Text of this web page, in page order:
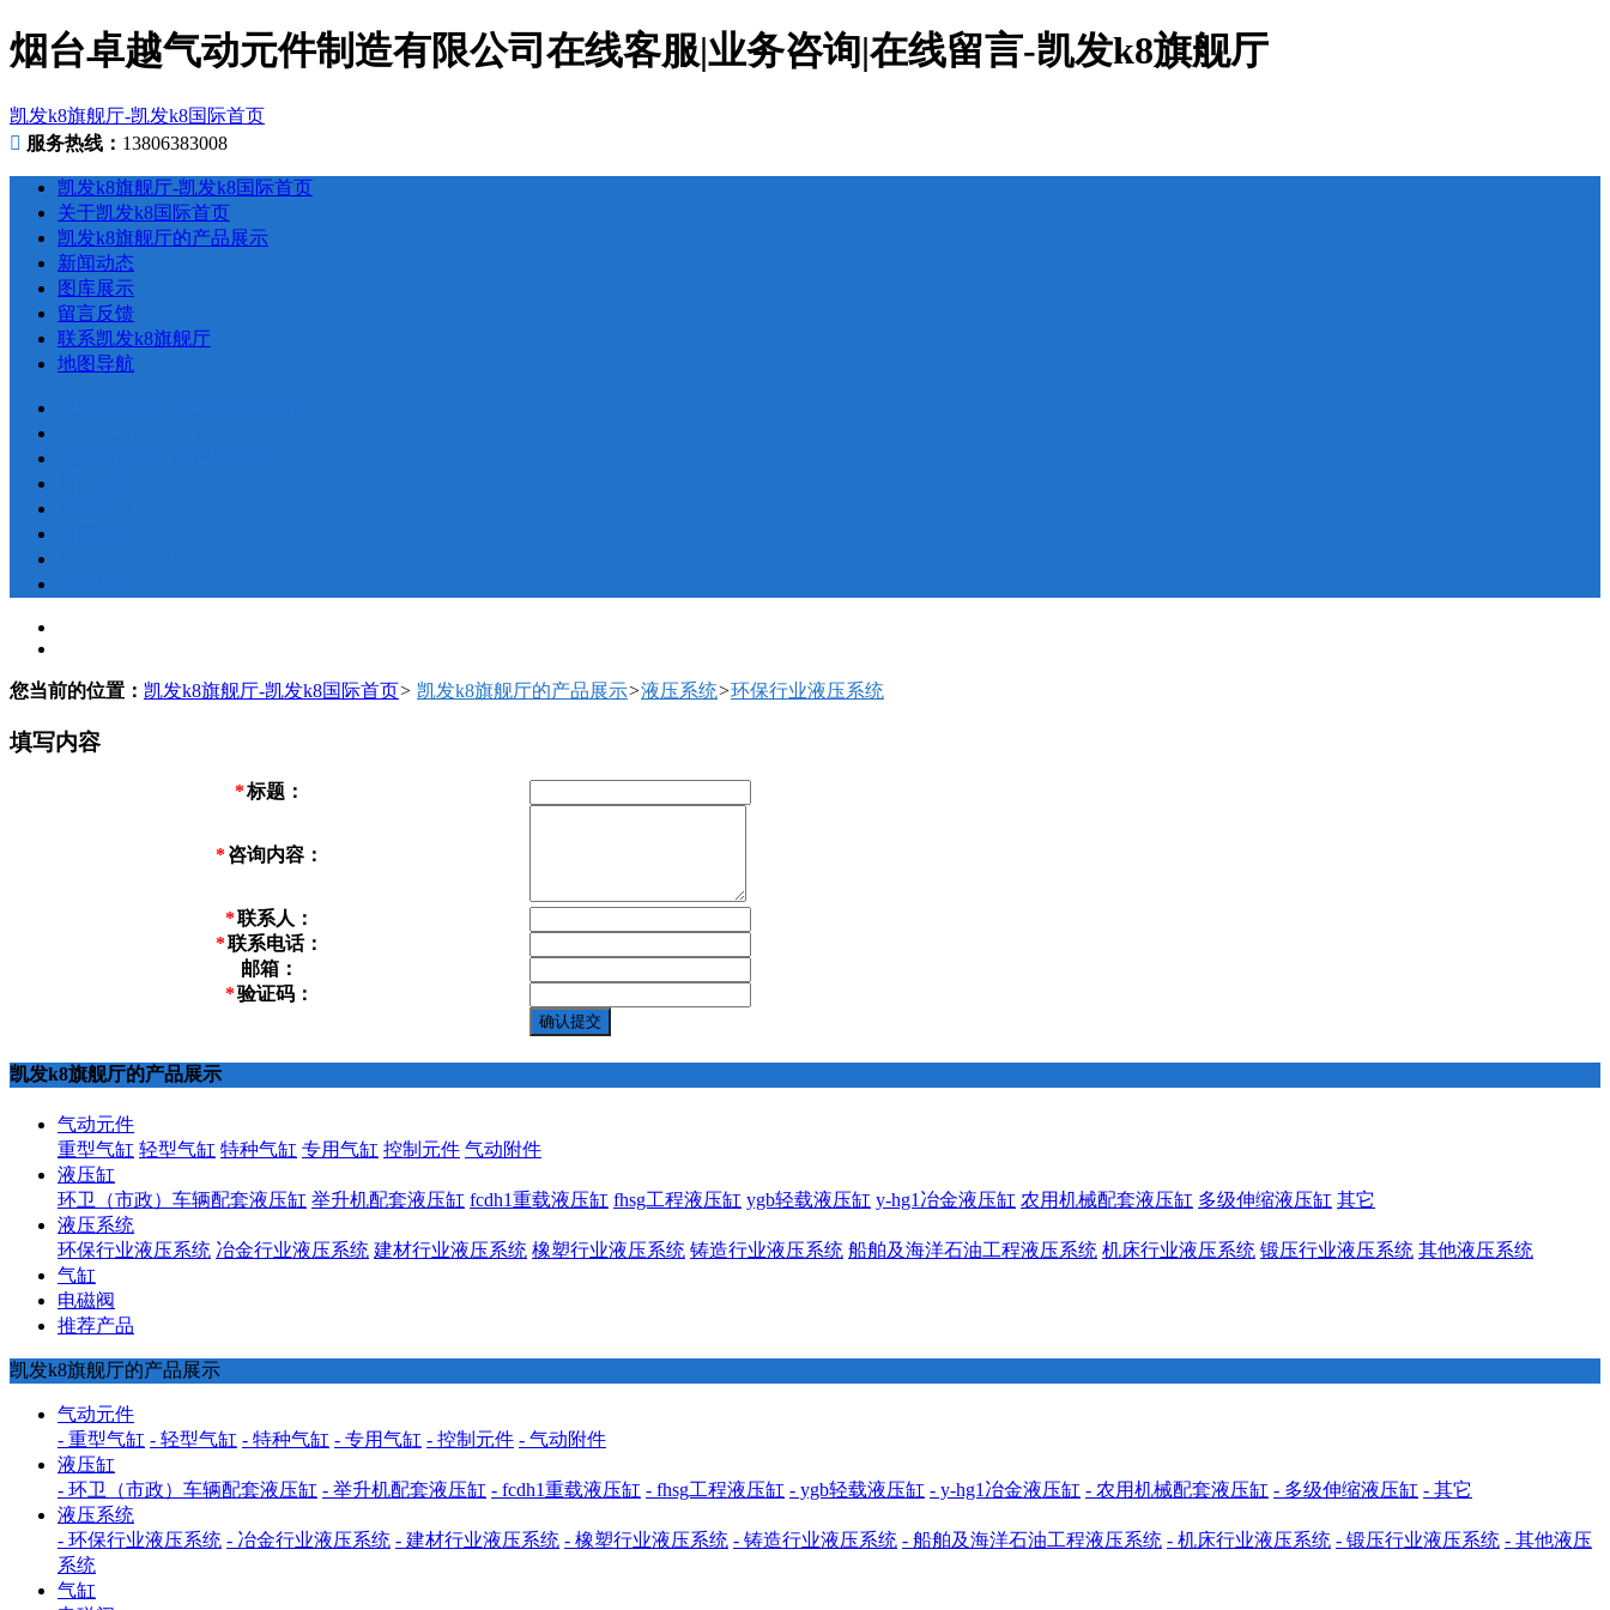
烟台卓越气动元件制造有限公司在线客服|业务咨询|在线留言-凯发k8旗舰厅
凯发k8旗舰厅-凯发k8国际首页
服务热线： 13806383008
凯发k8旗舰厅-凯发k8国际首页
关于凯发k8国际首页
凯发k8旗舰厅的产品展示
新闻动态
图库展示
留言反馈
联系凯发k8旗舰厅
地图导航
您当前的位置： 凯发k8旗舰厅-凯发k8国际首页> 凯发k8旗舰厅的产品展示>液压系统>环保行业液压系统
填写内容
*标题：
*咨询内容：
*联系人：
*联系电话：
邮箱：
*验证码：
确认提交
凯发k8旗舰厅的产品展示
气动元件
重型气缸 轻型气缸 特种气缸 专用气缸 控制元件 气动附件
液压缸
环卫（市政）车辆配套液压缸 举升机配套液压缸 fcdh1重载液压缸 fhsg工程液压缸 ygb轻载液压缸 y-hg1冶金液压缸 农用机械配套液压缸 多级伸缩液压缸 其它
液压系统
环保行业液压系统 冶金行业液压系统 建材行业液压系统 橡塑行业液压系统 铸造行业液压系统 船舶及海洋石油工程液压系统 机床行业液压系统 锻压行业液压系统 其他液压系统
气缸
电磁阀
推荐产品
凯发k8旗舰厅的产品展示
气动元件
- 重型气缸 - 轻型气缸 - 特种气缸 - 专用气缸 - 控制元件 - 气动附件
液压缸
- 环卫（市政）车辆配套液压缸 - 举升机配套液压缸 - fcdh1重载液压缸 - fhsg工程液压缸 - ygb轻载液压缸 - y-hg1冶金液压缸 - 农用机械配套液压缸 - 多级伸缩液压缸 - 其它
液压系统
- 环保行业液压系统 - 冶金行业液压系统 - 建材行业液压系统 - 橡塑行业液压系统 - 铸造行业液压系统 - 船舶及海洋石油工程液压系统 - 机床行业液压系统 - 锻压行业液压系统 - 其他液压
系统
气缸